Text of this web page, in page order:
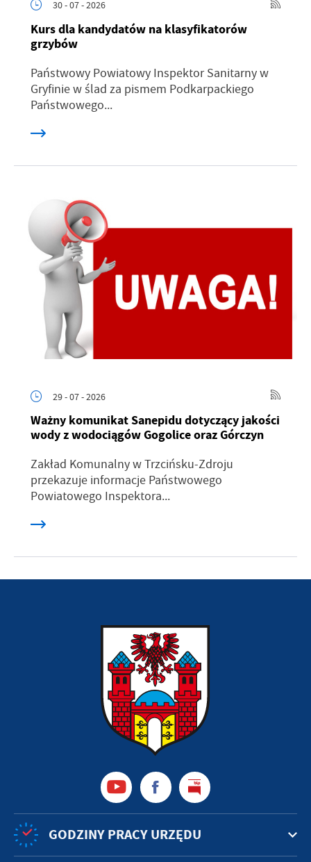
30 - 07 - 2026
Kurs dla kandydatów na klasyfikatorów
grzybów
Państwowy Powiatowy Inspektor Sanitarny w
Gryfinie w ślad za pismem Podkarpackiego
Państwowego...
29 - 07 - 2026
Ważny komunikat Sanepidu dotyczący jakości
wody z wodociągów Gogolice oraz Górczyn
Zakład Komunalny w Trzcińsku-Zdroju
przekazuje informacje Państwowego
Powiatowego Inspektora...
GODZINY PRACY URZĘDU